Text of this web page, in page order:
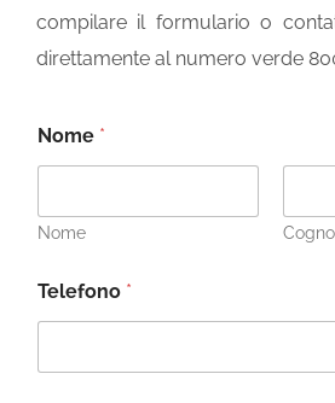
compilare il formulario o
direttamente al numero verde
Nome *
Nome
Telefono *